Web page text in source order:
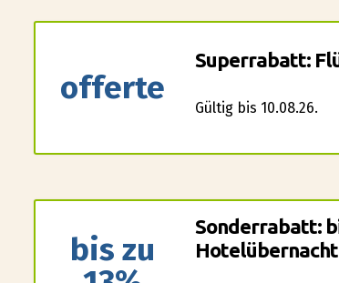
offerte
Superrabatt:
Gültig bis 10.08.26.
bis zu
Sonderrabatt: